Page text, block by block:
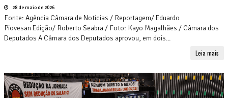
28 de maio de 2026
Fonte: Agência Câmara de Notícias / Reportagem/ Eduardo
Piovesan Edição/ Roberto Seabra / Foto: Kayo Magalhães / Câmara dos
Deputados A Câmara dos Deputados aprovou, em dois...
Leia mais